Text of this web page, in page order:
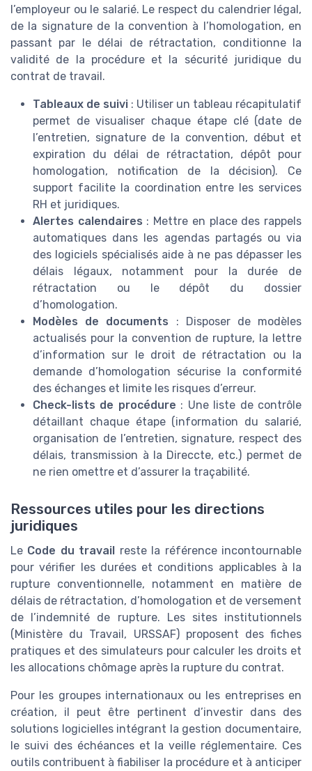
l’employeur ou le salarié. Le respect du calendrier légal,
de la signature de la convention à l’homologation, en
passant par le délai de rétractation, conditionne la
validité de la procédure et la sécurité juridique du
contrat de travail.
Tableaux de suivi : Utiliser un tableau récapitulatif
permet de visualiser chaque étape clé (date de
l’entretien, signature de la convention, début et
expiration du délai de rétractation, dépôt pour
homologation, notification de la décision). Ce
support facilite la coordination entre les services
RH et juridiques.
Alertes calendaires : Mettre en place des rappels
automatiques dans les agendas partagés ou via
des logiciels spécialisés aide à ne pas dépasser les
délais légaux, notamment pour la durée de
rétractation ou le dépôt du dossier
d’homologation.
Modèles de documents : Disposer de modèles
actualisés pour la convention de rupture, la lettre
d’information sur le droit de rétractation ou la
demande d’homologation sécurise la conformité
des échanges et limite les risques d’erreur.
Check-lists de procédure : Une liste de contrôle
détaillant chaque étape (information du salarié,
organisation de l’entretien, signature, respect des
délais, transmission à la Direccte, etc.) permet de
ne rien omettre et d’assurer la traçabilité.
Ressources utiles pour les directions
juridiques
Le Code du travail reste la référence incontournable
pour vérifier les durées et conditions applicables à la
rupture conventionnelle, notamment en matière de
délais de rétractation, d’homologation et de versement
de l’indemnité de rupture. Les sites institutionnels
(Ministère du Travail, URSSAF) proposent des fiches
pratiques et des simulateurs pour calculer les droits et
les allocations chômage après la rupture du contrat.
Pour les groupes internationaux ou les entreprises en
création, il peut être pertinent d’investir dans des
solutions logicielles intégrant la gestion documentaire,
le suivi des échéances et la veille réglementaire. Ces
outils contribuent à fiabiliser la procédure et à anticiper